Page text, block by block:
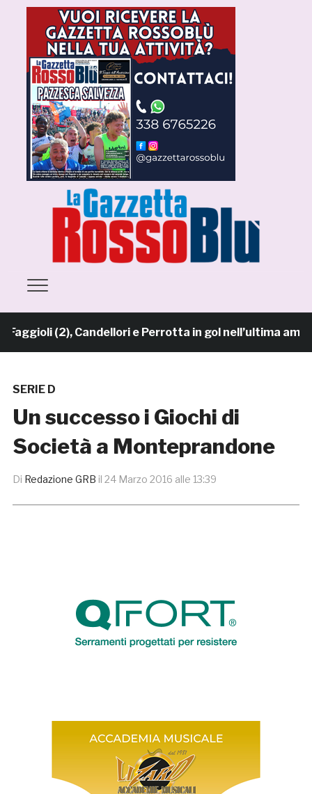
(2), Candellori e Perrotta in gol nell’ultima
SERIE D
Un successo i Giochi di
Società a Monteprandone
Di Redazione GRB il 24 Marzo 2016 alle 13:39